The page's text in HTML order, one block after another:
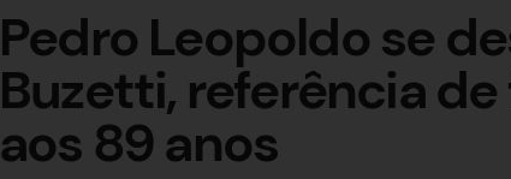
Pedro Leopoldo se
Buzetti, referência
aos 89 anos